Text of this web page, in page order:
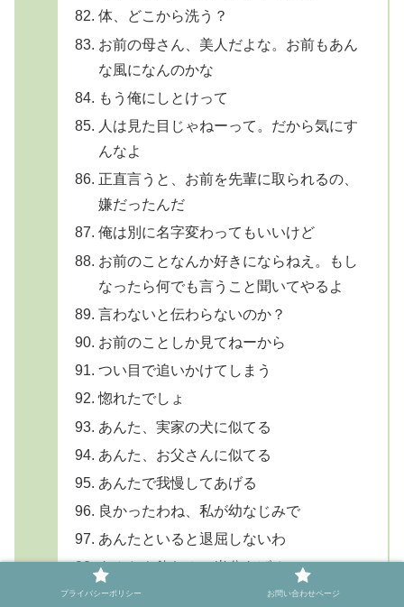
体、どこから洗う？
お前の母さん、美人だよな。お前もあん
な風になんのかな
もう俺にしとけって
人は見た目じゃねーって。だから気にす
んなよ
正直言うと、お前を先輩に取られるの、
嫌だったんだ
俺は別に名字変わってもいいけど
お前のことなんか好きにならねえ。もし
なったら何でも言うこと聞いてやるよ
言わないと伝わらないのか？
お前のことしか見てねーから
つい目で追いかけてしまう
惚れたでしょ
あんた、実家の犬に似てる
あんた、お父さんに似てる
あんたで我慢してあげる
良かったわね、私が幼なじみで
あんたといると退屈しないわ
あんたも飲む？ 半分あげる
別にいいわよ、後ろ向いてて
プライバシーポリシー お問い合わせページ